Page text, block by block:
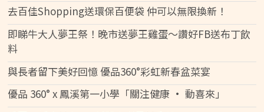
去百佳Shopping送環保百便袋 仲可以無限換新！
即睇牛大人夢王祭！晚市送夢王雞蛋～讚好FB送布丁飲
料
與長者留下美好回憶 優品360°彩虹新春盆菜宴
優品 360° x 鳳溪第一小學「關注健康 • 動喜來」